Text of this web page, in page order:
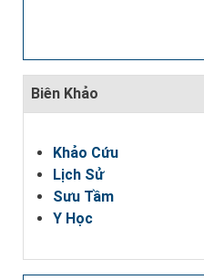
Biên Khảo
Khảo Cứu
Lịch Sử
Sưu Tầm
Y Học